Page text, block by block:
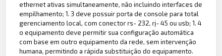
ethernet ativas simultaneamente, não incluindo interfaces de
empilhamento; 1. 3 deve possuir porta de console para total
gerenciamento local, com conector rs- 232, rj- 45 ou usb; 1. 4
o equipamento deve permitir sua configuração automática
com base em outro equipamento da rede, sem intervenção
humana, permitindo a rápida substituição do equipamento.